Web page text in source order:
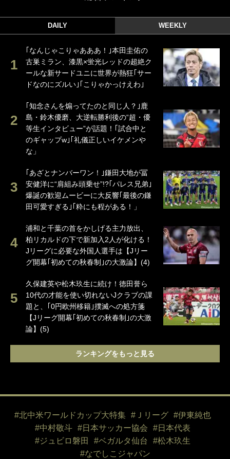
DAILY WEEKLY
｢なんじゃこりゃあああ！｣本田圭佑の
古巣ミラン、漆黒×蛍光レッドの超絶ク
ールな新サードユニに世界が熱狂｢サー
ドなのにズルい｣｢こりゃかっけえわ｣
｢知念さんを煽ってたのと同じ人？｣鹿
島・鈴木優磨、大逆転勝利後の“超・優
等生インタビュー”が話題！｢試合中と
のギャップw｣｢礼儀正しいイケメンや
な」
｢あざとナンバーワン！｣鎌田大地が冨
安健洋に“肩組み頭乗せ”!?｢パレス兄弟｣
爆誕の歓迎ムービーに大反響｢最後の鎌
田可愛すぎる｣｢粋にも程がある！」
浦和と千葉の首をかしげる主力放出、
柏リカルドの下で新加入2人が化ける！
Jリーグに必要な外国人選手は【Jリー
グ開幕｢初めての秋春制｣の大激論】(4)
久保建英や松木玖生に続け！徳田誉ら
10代の才能を使い切れないJクラブの課
題と、｢0円欧州移籍｣撲滅への処方箋
【Jリーグ開幕｢初めての秋春制｣の大激
論】(5)
ランキングをもっと見る
#北中米ワールドカップ大特集 #Ｊリーグ
#伊東純也
#中村敬斗
#日本サッカー協会
#日本代表
#ジュビロ磐田
#ベガルタ仙台
#松木玖生
#なでしこジャパン